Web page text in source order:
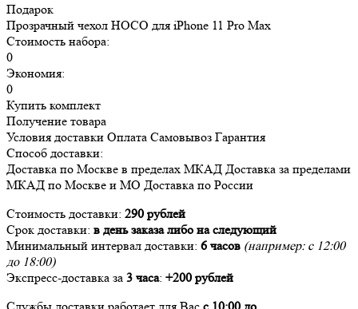
Подарок
Прозрачный чехол HOCO для iPhone 11 Pro Max
Стоимость набора:
0
Экономия:
0
Купить комплект
Получение товара
Условия доставки Оплата Самовывоз Гарантия
Способ доставки:
Доставка по Москве в пределах МКАД Доставка за пределами
МКАД по Москве и МО Доставка по России
Стоимость доставки: 290 рублей
Срок доставки: в день заказа либо на следующий
Минимальный интервал доставки: 6 часов (например: с 12:00
до 18:00)
Экспресс-доставка за 3 часа: +200 рублей